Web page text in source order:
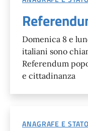
Domenica 8 e
italiani sono
Referendum
e cittadinanza
ANAGRAFE E